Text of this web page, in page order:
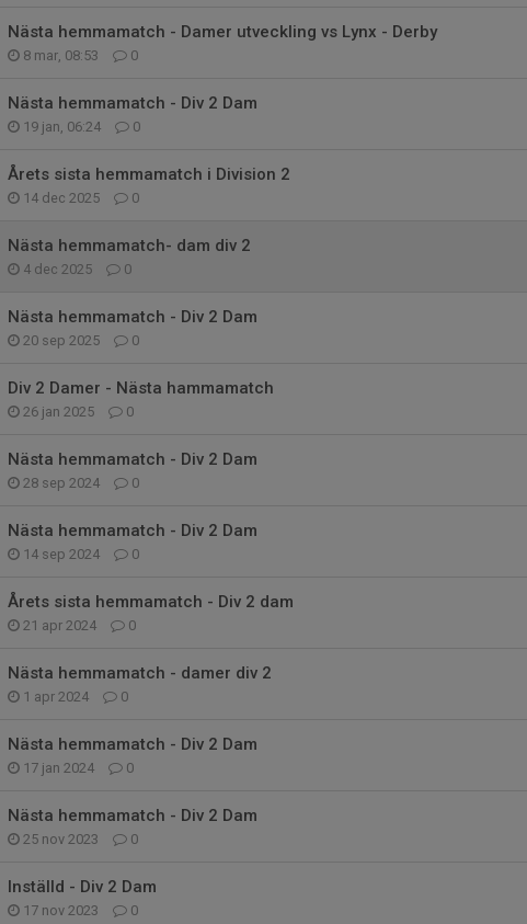
Nästa hemmamatch - Damer utveckling vs Lynx - Derby
8 mar, 08:53 0
Nästa hemmamatch - Div 2 Dam
19 jan, 06:24 0
Årets sista hemmamatch i Division 2
14 dec 2025 0
Nästa hemmamatch- dam div 2
4 dec 2025 0
Nästa hemmamatch - Div 2 Dam
20 sep 2025 0
Div 2 Damer - Nästa hammamatch
26 jan 2025 0
Nästa hemmamatch - Div 2 Dam
28 sep 2024 0
Nästa hemmamatch - Div 2 Dam
14 sep 2024 0
Årets sista hemmamatch - Div 2 dam
21 apr 2024 0
Nästa hemmamatch - damer div 2
1 apr 2024 0
Nästa hemmamatch - Div 2 Dam
17 jan 2024 0
Nästa hemmamatch - Div 2 Dam
25 nov 2023 0
Inställd - Div 2 Dam
17 nov 2023 0